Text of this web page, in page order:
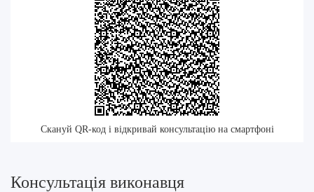
Скануй QR-код і відкривай консультацію на смартфоні
Консультація виконавця